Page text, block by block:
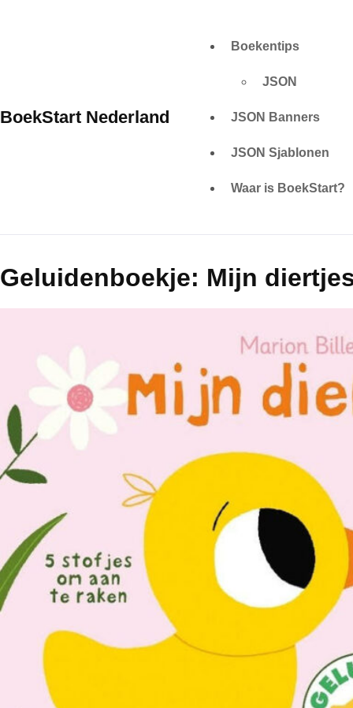
BoekStart Nederland
Boekentips
JSON
JSON Banners
JSON Sjablonen
Waar is BoekStart?
Geluidenboekje: Mijn